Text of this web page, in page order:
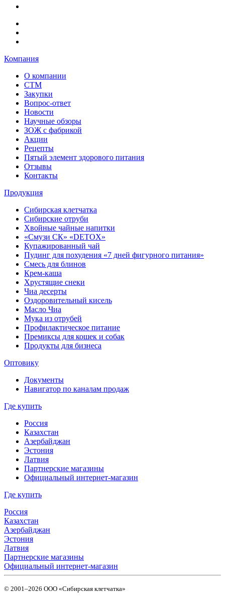
Компания
О компании
СТМ
Закупки
Вопрос-ответ
Новости
Научные обзоры
ЗОЖ с фабрикой
Акции
Рецепты
Пятый элемент здорового питания
Отзывы
Контакты
Продукция
Сибирская клетчатка
Сибирские отруби
Хвойные чайные напитки
«Смузи СК» «DETOX»
Купажированный чай
Пудинг для похудения «7 дней фигурного питания»
Смесь для блинов
Крем-каша
Хрустящие снеки
Чиа десерты
Оздоровительный кисель
Масло Чиа
Мука из отрубей
Профилактическое питание
Премиксы для кошек и собак
Продукты для бизнеса
Оптовику
Документы
Навигатор по каналам продаж
Где купить
Россия
Казахстан
Азербайджан
Эстония
Латвия
Партнерские магазины
Официальный интернет-магазин
Где купить
Россия
Казахстан
Азербайджан
Эстония
Латвия
Партнерские магазины
Официальный интернет-магазин
© 2001–2026 ООО «Сибирская клетчатка»